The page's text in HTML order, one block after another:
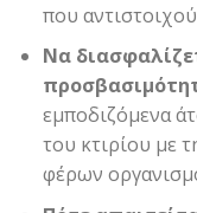
που
Να
εμποδιζόμενα
του κτιρίου µε
φέρων